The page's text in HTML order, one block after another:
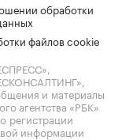
обработки
файлов cookie
и материалы
агентства «РБК»
регистрации
информации